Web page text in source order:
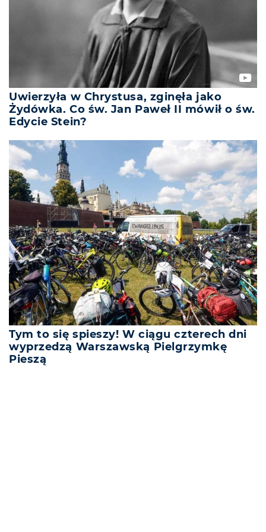
Uwierzyła w Chrystusa, zginęła jako
Żydówka. Co św. Jan Paweł II mówił o św.
Edycie Stein?
Tym to się spieszy! W ciągu czterech dni
wyprzedzą Warszawską Pielgrzymkę
Pieszą